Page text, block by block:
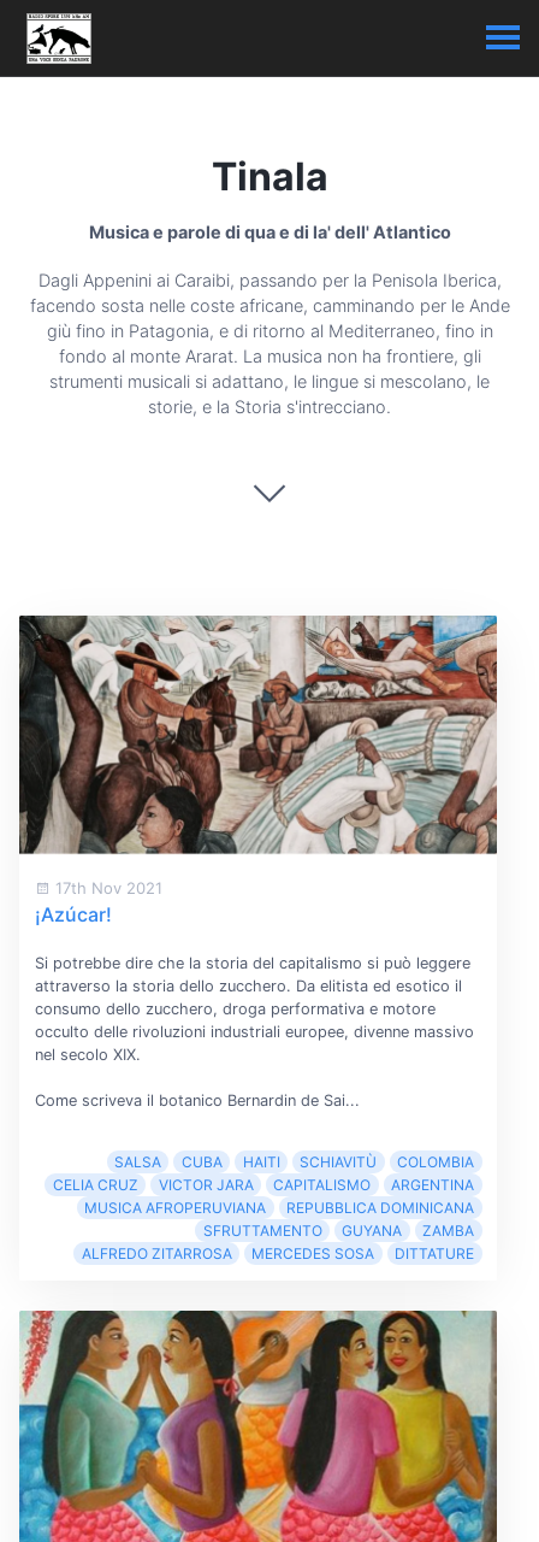
Tinala
Musica e parole di qua e di la' dell' Atlantico
Dagli Appenini ai Caraibi, passando per la Penisola Iberica,
facendo sosta nelle coste africane, camminando per le Ande
giù fino in Patagonia, e di ritorno al Mediterraneo, fino in
fondo al monte Ararat. La musica non ha frontiere, gli
strumenti musicali si adattano, le lingue si mescolano, le
storie, e la Storia s'intrecciano.
17th Nov 2021
¡Azúcar!
Si potrebbe dire che la storia del capitalismo si può leggere
attraverso la storia dello zucchero. Da elitista ed esotico il
consumo dello zucchero, droga performativa e motore
occulto delle rivoluzioni industriali europee, divenne massivo
nel secolo XIX.
Come scriveva il botanico Bernardin de Sai...
SALSA CUBA HAITI SCHIAVITÙ
COLOMBIA
CELIA CRUZ
VICTOR JARA CAPITALISMO
ARGENTINA
MUSICA AFROPERUVIANA
REPUBBLICA DOMINICANA
SFRUTTAMENTO
GUYANA
ZAMBA
ALFREDO ZITARROSA
MERCEDES SOSA DITTATURE